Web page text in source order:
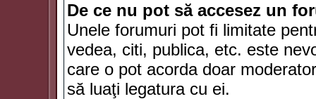
De ce nu pot să accesez un
Unele forumuri pot fi limitate
vedea, citi, publica, etc. este
care o pot acorda doar
să luaţi legatura cu ei.